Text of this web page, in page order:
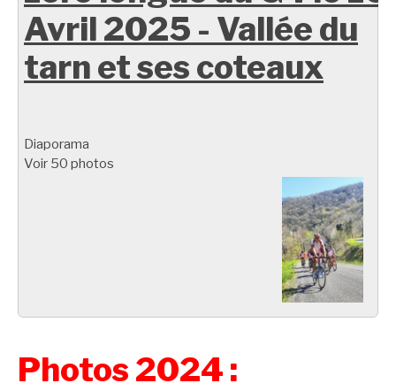
Avril 2025 - Vallée du
tarn et ses coteaux
Diaporama
Voir 50 photos
Photos 2024 :